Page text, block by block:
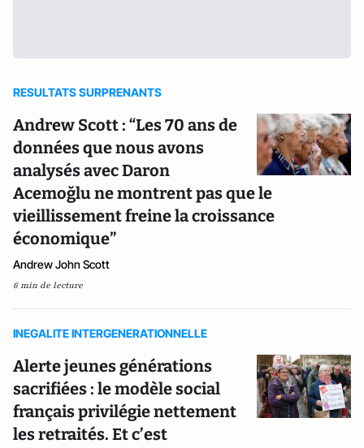
RESULTATS SURPRENANTS
Andrew Scott : “Les 70 ans de
données que nous avons
analysés avec Daron
Acemoğlu ne montrent pas que le
vieillissement freine la croissance
économique”
Andrew John Scott
6 min de lecture
INEGALITE INTERGENERATIONNELLE
Alerte jeunes générations
sacrifiées : le modèle social
français privilégie nettement
les retraités. Et c’est